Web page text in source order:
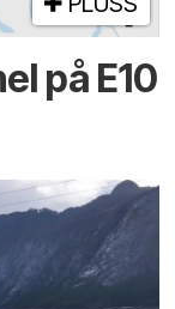
på E10